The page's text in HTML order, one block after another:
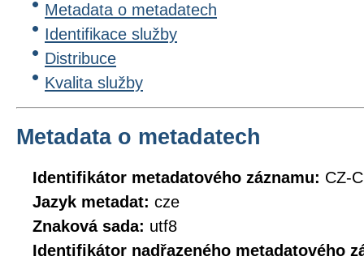
Metadata o metadatech
Identifikace služby
Distribuce
Kvalita služby
Metadata o metadatech
Identifikátor metadatového záznamu: CZ-
Jazyk metadat: cze
Znaková sada: utf8
Identifikátor nadřazeného metadatového